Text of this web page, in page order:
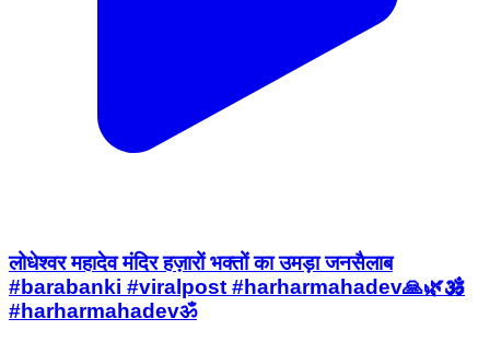
लोधेश्वर महादेव मंदिर हज़ारों भक्तों का उमड़ा जनसैलाब
#barabanki #viralpost #harharmahadev🙏🌿🕉️
#harharmahadevॐ